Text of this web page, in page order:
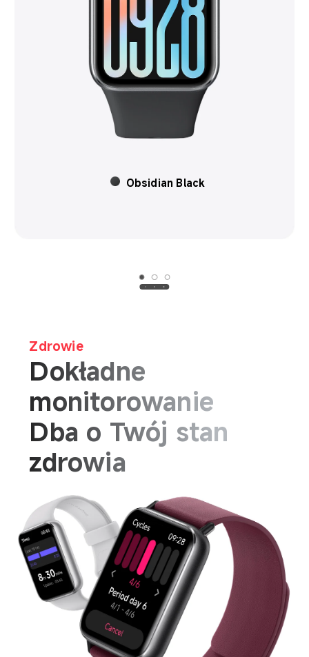
Moonlight Silver
Zdrowie
Dokładne
monitorowanie
Dba o Twój stan
zdrowia